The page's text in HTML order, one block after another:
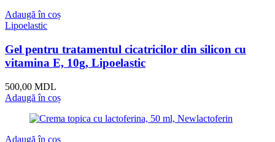
Adaugă în coș
Lipoelastic
Gel pentru tratamentul cicatricilor din silicon cu
vitamina E, 10g, Lipoelastic
500,00 MDL
Adaugă în coș
Adaugă în coș